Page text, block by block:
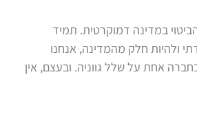
במדינה דמוקרטית. תמיד
ולהיות חלק מהמדינה, אנחנו
אחת על שלל גווניה. ובעצם, אין